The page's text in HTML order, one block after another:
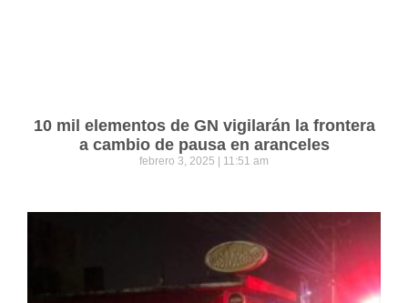
10 mil elementos de GN vigilarán la frontera
a cambio de pausa en aranceles
febrero 3, 2025 11:51 am